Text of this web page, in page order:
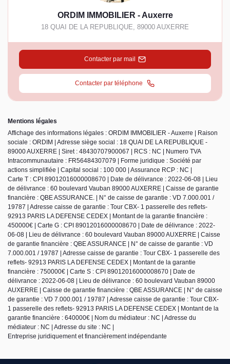
ORDIM IMMOBILIER - Auxerre
18 QUAI DE LA REPUBLIQUE 89000 AUXERRE
Contacter par mail
Contacter par téléphone
Mentions légales
Affichage des informations légales : ORDIM IMMOBILIER - Auxerre | Raison
sociale : ORDIM | Adresse siège social : 18 QUAI DE LA REPUBLIQUE -
89000 AUXERRE | Siret : 48430707900067 | RCS : NC | Numero TVA
Intracommunautaire : FR56484307079 | Forme juridique : Société par
actions simplifiée | Capital social : 100 000 | Assurance RCP : NC |
Carte T : CPI 89012016000008670 | Date de délivrance : 2022-06-08 | Lieu
de délivrance : 60 boulevard Vauban 89000 AUXERRE | Caisse de garantie
financière : QBE ASSURANCE. | N° de caisse de garantie : VD 7.000.001 /
19787 | Adresse caisse de garantie : Tour CBX- 1 passerelle des reflets-
92913 PARIS LA DEFENSE CEDEX | Montant de la garantie financière :
450000€ | Carte G : CPI 89012016000008670 | Date de délivrance : 2022-
06-08 | Lieu de délivrance : 60 boulevard Vauban 89000 AUXERRE | Caisse
de garantie financière : QBE ASSURANCE | N° de caisse de garantie : VD
7.000.001 / 19787 | Adresse caisse de garantie : Tour CBX- 1 passerelle des
reflets- 92913 PARIS LA DEFENSE CEDEX | Montant de la garantie
financière : 750000€ | Carte S : CPI 89012016000008670 | Date de
délivrance : 2022-06-08 | Lieu de délivrance : 60 boulevard Vauban 89000
AUXERRE | Caisse de garantie financière : QBE ASSURANCE | N° de caisse
de garantie : VD 7.000.001 / 19787 | Adresse caisse de garantie : Tour CBX-
1 passerelle des reflets- 92913 PARIS LA DEFENSE CEDEX | Montant de la
garantie financière : 640000€ | Nom du médiateur : NC | Adresse du
médiateur : NC | Adresse du site : NC |
Entreprise juridiquement et financièrement indépendante